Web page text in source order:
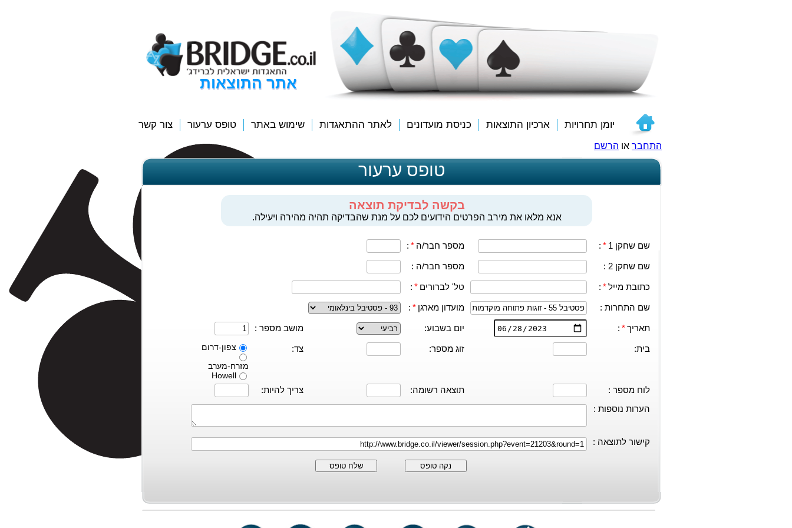
אתר התוצאות
יומן תחרויות ארכיון התוצאות כניסת מועדונים לאתר ההתאגדות שימוש באתר טופס ערעור צור קשר
התחבר או הרשם
טופס ערעור
בקשה לבדיקת תוצאה
אנא מלאו את מירב הפרטים הידועים לכם על מנת שהבדיקה תהיה מהירה ויעילה.
שם שחקן 1 *
: מספר חבר/ה *
:
שם שחקן 2 : מספר חבר/ה :
כתובת מייל*
: טל' לברורים *
:
שם התחרות : מועדון מארגן *
:
תאריך*
: יום בשבוע: מושב מספר :
בית: זוג מספר: צד:
צפון-דרום
מזרח-מערב
Howell
לוח מספר : תוצאה רשומה:
צריך להיות:
הערות נוספות :
קישור לתוצאה :
נקה טופס שלח טופס